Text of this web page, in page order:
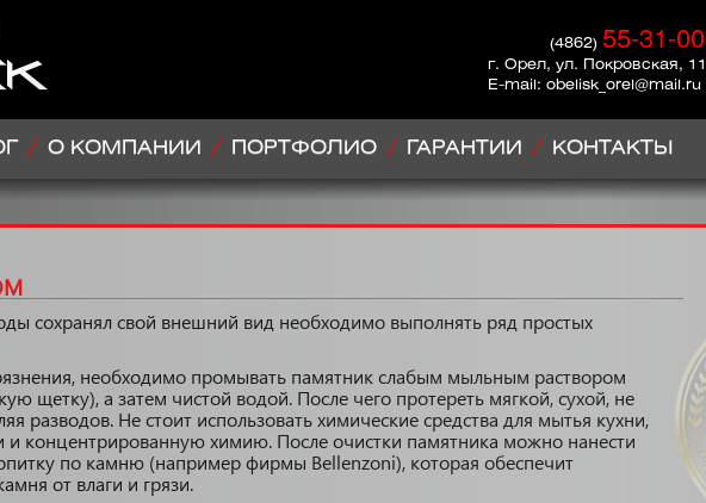
(4862) 55-31-00
г. Орел, ул. Покровская, 11
E-mail: obelisk_orel@mail.ru
О КОМПАНИИ ПОРТФОЛИО ГАРАНТИИ КОНТАКТЫ
сохранял свой внешний вид необходимо выполнять ряд простых
необходимо промывать памятник слабым мыльным раствором
щетку), а затем чистой водой. После чего протереть мягкой, сухой, не
разводов. Не стоит использовать химические средства для мытья кухни,
концентрированную химию. После очистки памятника можно нанести
по камню (например фирмы Bellenzoni), которая обеспечит
от влаги и грязи.